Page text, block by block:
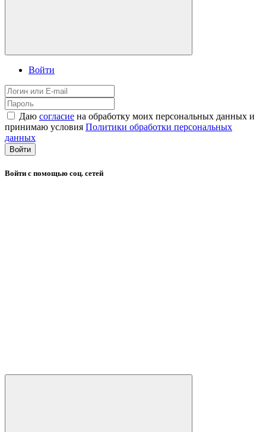
Войти
Даю согласие на обработку моих персональных данных и
принимаю условия Политики обработки персональных
данных
Войти
Войти с помощью соц. сетей